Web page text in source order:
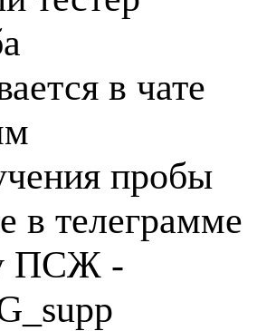
в чате
пробы
в телеграмме
ПСЖ -